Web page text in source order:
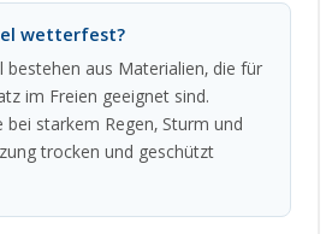
wetterfest?
bestehen aus Materialien, die für
im Freien geeignet sind.
starkem Regen, Sturm und
trocken und geschützt